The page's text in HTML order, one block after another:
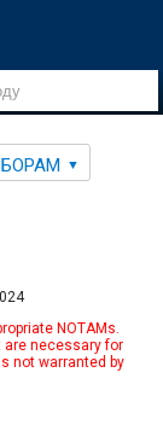
NOTAMs.
are necessary for
not warranted by